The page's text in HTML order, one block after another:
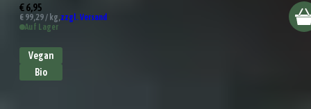
€ 6,95
€ 99,29 / kg,zzgl. Versand
Auf Lager
Vegan
Bio